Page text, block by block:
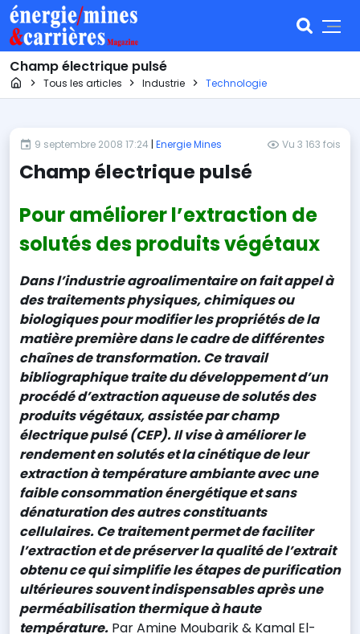
Champ électrique pulsé
Page d'accueil
Tous les articles Industrie Technologie
9 septembre 2008 17:24 | Energie Mines Vu 3 163 fois
Champ électrique pulsé
Pour améliorer l’extraction de
solutés des produits végétaux
Dans l’industrie agroalimentaire on fait appel à
des traitements physiques, chimiques ou
biologiques pour modifier les propriétés de la
matière première dans le cadre de différentes
chaînes de transformation. Ce travail
bibliographique traite du développement d’un
procédé d’extraction aqueuse de solutés des
produits végétaux, assistée par champ
électrique pulsé (CEP). Il vise à améliorer le
rendement en solutés et la cinétique de leur
extraction à température ambiante avec une
faible consommation énergétique et sans
dénaturation des autres constituants
cellulaires. Ce traitement permet de faciliter
l’extraction et de préserver la qualité de l’extrait
obtenu ce qui simplifie les étapes de purification
ultérieures souvent indispensables après une
perméabilisation thermique à haute
température. Par Amine Moubarik & Kamal El-